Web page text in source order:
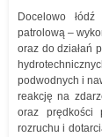
Docelowo
patrolową –
oraz do działań
podwodnych i
reakcję na
oraz prędkości
rozruchu i